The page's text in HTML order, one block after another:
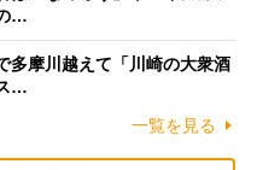
…
多摩川越えて「川崎の大衆酒
…
一覧を見る